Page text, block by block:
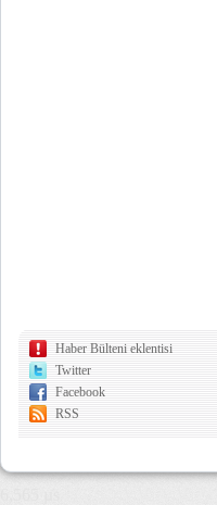
Haber Bülteni eklentisi
Twitter
Facebook
RSS